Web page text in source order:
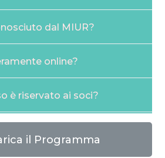
dal MIUR?
online?
è riservato ai soci?
il Programma